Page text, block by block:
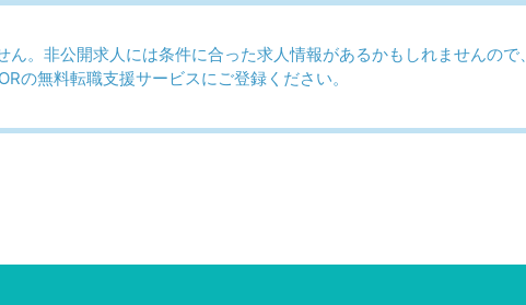
。非公開求人には条件に合った求人情報があるかもしれませんので、
の無料転職支援サービスにご登録ください。